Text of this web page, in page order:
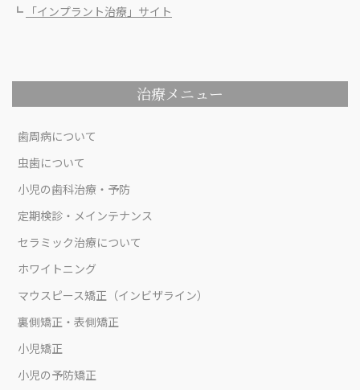
┗ 「インプラント治療」サイト
治療メニュー
歯周病について
虫歯について
小児の歯科治療・予防
定期検診・メインテナンス
セラミック治療について
ホワイトニング
マウスピース矯正（インビザライン）
裏側矯正・表側矯正
小児矯正
小児の予防矯正